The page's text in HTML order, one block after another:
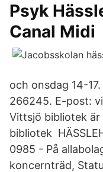
Psyk
Canal Midi
och onsdag 14-
266245. E-post:
Vittsjö bibliotek är
bibliotek
0985 - På
koncernträd,